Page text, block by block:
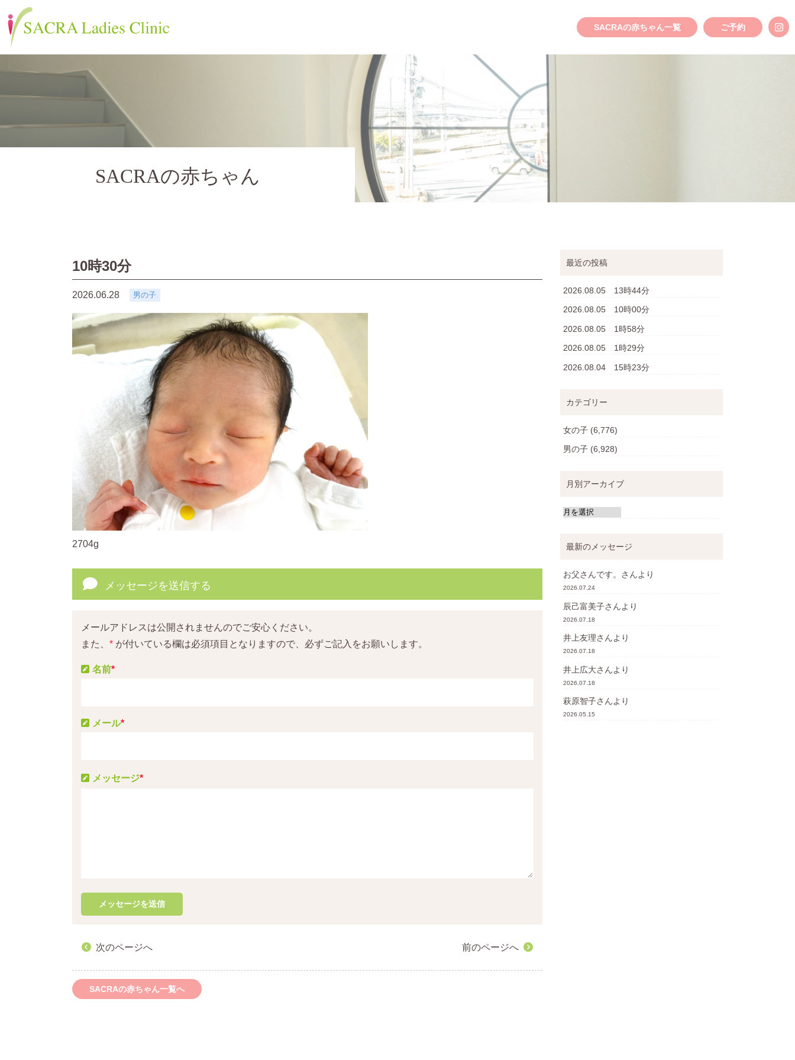
SACRAの赤ちゃん一覧 ご予約
SACRAの赤ちゃん
10時30分
2026.06.28 男の子
2704g
メッセージを送信する
メールアドレスは公開されませんのでご安心ください。
また、 * が付いている欄は必須項目となりますので、必ずご記入をお願いします。
メッセージ*
名前*
メール*
次のページへ 前のページへ
SACRAの赤ちゃん一覧へ
最近の投稿
2026.08.05 13時44分
2026.08.05 10時00分
2026.08.05 1時58分
2026.08.05 1時29分
2026.08.04 15時23分
カテゴリー
女の子 (6,776)
男の子 (6,928)
月別アーカイブ
最新のメッセージ
お父さんです。 さんより
2026.07.24
辰己富美子さんより
2026.07.18
井上友理さんより
2026.07.18
井上広大さんより
2026.07.18
萩原智子さんより
2026.05.15